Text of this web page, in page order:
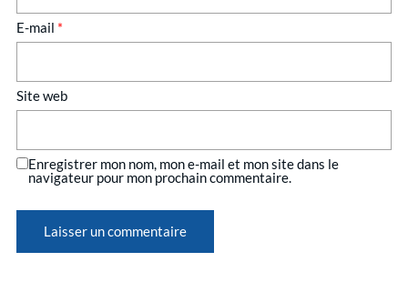
E-mail *
Site web
Enregistrer mon nom, mon e-mail et mon site dans le
navigateur pour mon prochain commentaire.